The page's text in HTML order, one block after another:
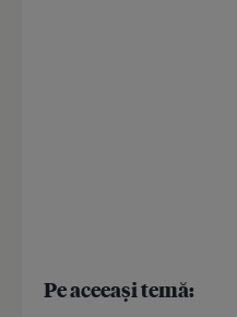
Pe aceeași temă: